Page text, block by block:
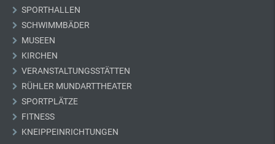
SPORTHALLEN
SCHWIMMBÄDER
MUSEEN
KIRCHEN
VERANSTALTUNGSSTÄTTEN
RÜHLER MUNDARTTHEATER
SPORTPLÄTZE
FITNESS
KNEIPPEINRICHTUNGEN